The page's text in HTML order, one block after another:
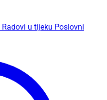
Radovi u tijeku Poslovni